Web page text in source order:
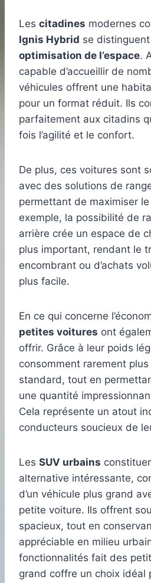
Les citadines modernes
Ignis Hybrid se
optimisation de l’espace.
capable d’accueillir de
véhicules offrent une
pour un format réduit. Ils
parfaitement aux citadins
fois l’agilité et le confort.
De plus, ces voitures sont
avec des solutions de
permettant de maximiser
exemple, la possibilité de
arrière crée un espace de
plus important, rendant le
encombrant ou d’achats
plus facile.
En ce qui concerne
petites voitures ont
offrir. Grâce à leur poids
consomment rarement plus
standard, tout en
une quantité
Cela représente un atout
conducteurs soucieux de
Les SUV urbains
alternative intéressante,
d’un véhicule plus grand
petite voiture. Ils offrent
spacieux, tout en
appréciable en milieu
fonctionnalités fait des
grand coffre un choix idéal